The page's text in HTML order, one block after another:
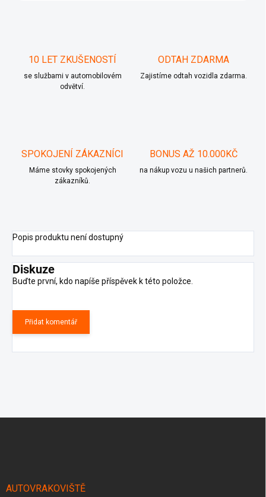
10 LET ZKUŠENOSTÍ
se službami v automobilovém
odvětví.
ODTAH ZDARMA
Zajistíme odtah vozidla zdarma.
SPOKOJENÍ ZÁKAZNÍCI
Máme stovky spokojených
zákazníků.
BONUS AŽ 10.000KČ
na nákup vozu u našich partnerů.
Popis produktu není dostupný
Diskuze
Buďte první, kdo napíše příspěvek k této položce.
Přidat komentář
AUTOVRAKOVIŠTĚ